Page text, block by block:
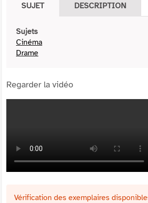
SUJET DESCRIPTION
Sujets
Cinéma
Drame
Regarder la vidéo
Vérification des exemplaires